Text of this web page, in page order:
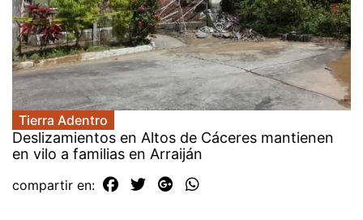
Tierra Adentro
Deslizamientos en Altos de Cáceres mantienen
en vilo a familias en Arraiján
compartir en: